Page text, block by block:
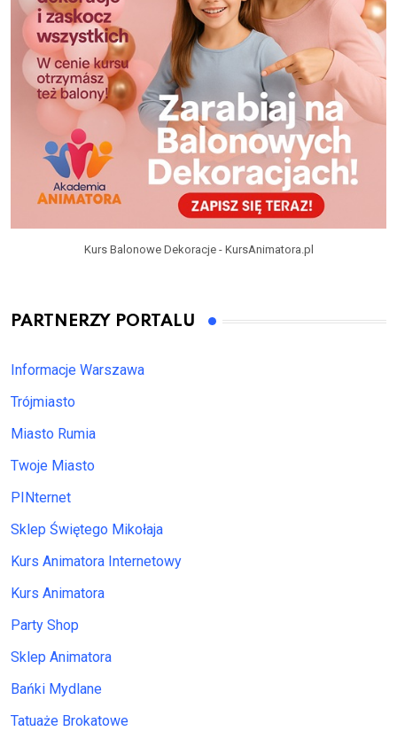
Kurs Balonowe Dekoracje - KursAnimatora.pl
PARTNERZY PORTALU
Informacje Warszawa
Trójmiasto
Miasto Rumia
Twoje Miasto
PINternet
Sklep Świętego Mikołaja
Kurs Animatora Internetowy
Kurs Animatora
Party Shop
Sklep Animatora
Bańki Mydlane
Tatuaże Brokatowe